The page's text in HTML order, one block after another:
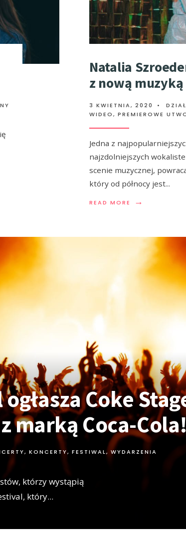
Natalia
z nową muzyką
3 KWIETNIA, 2020 •
WIDEO, PREMIEROWE
Jedna z
najzdolniejszych
scenie muzycznej,
który od północy jest...
READ MORE →
Coke
marką Coca-
, KONCERTY, FESTIWAL, WYDARZENIA
którzy wystąpią
który...